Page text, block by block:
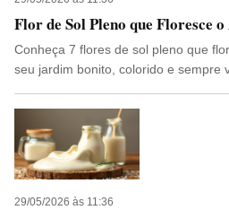
Flor de Sol Pleno que Floresce
Conheça 7 flores de sol pleno que
seu jardim bonito, colorido e sempre
29/05/2026 às 11:36